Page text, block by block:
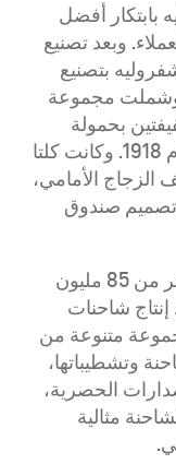
بابتكار أفضل
وبعد تصنيع
بتصنيع
للعملاء في عام 1918. وشملت مجموعة
بحمولة
نصف طن، وحمولة طن واحد في عام 1918. وكانت كلتا
الزجاج الأمامي،
تصميم صندوق
وبعد مضي قرن من الزمن وإنتاج أكثر من 85 مليون
إنتاج شاحنات
متنوعة من
وتشطيباتها،
الحصرية،
مثالية